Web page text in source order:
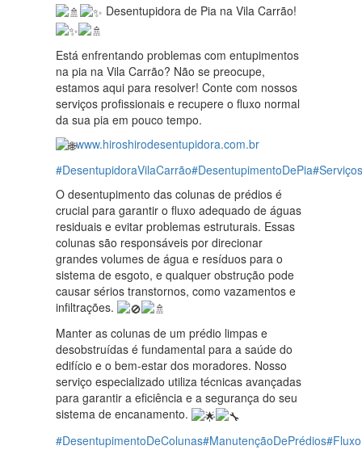
Desentupidora de Pia na Vila Carrão!
Está enfrentando problemas com entupimentos
na pia na Vila Carrão? Não se preocupe,
estamos aqui para resolver! Conte com nossos
serviços profissionais e recupere o fluxo normal
da sua pia em pouco tempo.
www.hiroshirodesentupidora.com.br
#DesentupidoraVilaCarrão#DesentupimentoDePia
O desentupimento das colunas de prédios é
crucial para garantir o fluxo adequado de águas
residuais e evitar problemas estruturais. Essas
colunas são responsáveis por direcionar
grandes volumes de água e resíduos para o
sistema de esgoto, e qualquer obstrução pode
causar sérios transtornos, como vazamentos e
infiltrações.
Manter as colunas de um prédio limpas e
desobstruídas é fundamental para a saúde do
edifício e o bem-estar dos moradores. Nosso
serviço especializado utiliza técnicas avançadas
para garantir a eficiência e a segurança do seu
sistema de encanamento.
#DesentupimentoDeColunas#ManutençãoDePrédios